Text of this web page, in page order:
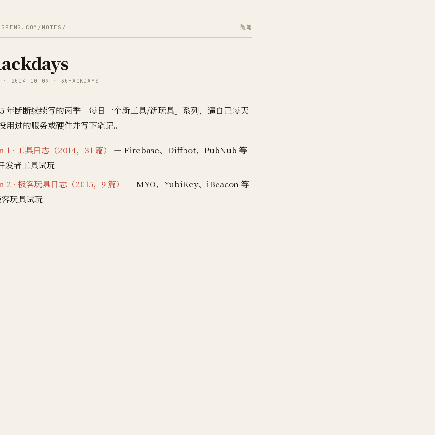
NOTES/ 随笔
2014-10-09 · 30HACKDAYS
年断断续续写的两季「每日一个新工具/新玩具」系列，逼自己每天
用过的服务或硬件并写下笔记。
1 · 工具日志（2014，31 篇）
— Firebase、Diffbot、PubNub 等
发者工具试玩
2 · 极客玩具日志（2015，9 篇）
— MYO、YubiKey、iBeacon 等
玩具试玩